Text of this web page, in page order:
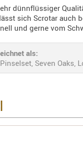
dünnflüssiger
sich Scrotar auch
und gerne vom
als:
Seven